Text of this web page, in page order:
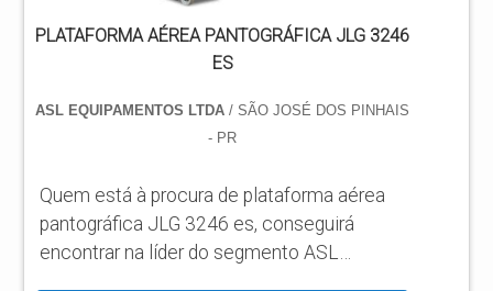
PLATAFORMA AÉREA PANTOGRÁFICA JLG 3246
ES
ASL EQUIPAMENTOS LTDA/ SÃO JOSÉ DOS PINHAIS
- PR
Quem está à procura de plataforma aérea
pantográfica JLG 3246 es, conseguirá
encontrar na líder do segmento ASL